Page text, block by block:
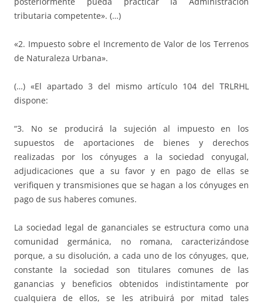
tributaria competente». (…)
«2. Impuesto sobre el Incremento de Valor de los Terrenos
de Naturaleza Urbana».
(…) «El apartado 3 del mismo artículo 104 del TRLRHL
dispone:
“3. No se producirá la sujeción al impuesto en los
supuestos de aportaciones de bienes y derechos
realizadas por los cónyuges a la sociedad conyugal,
adjudicaciones que a su favor y en pago de ellas se
verifiquen y transmisiones que se hagan a los cónyuges en
pago de sus haberes comunes.
La sociedad legal de gananciales se estructura como una
comunidad germánica, no romana, caracterizándose
porque, a su disolución, a cada uno de los cónyuges, que,
constante la sociedad son titulares comunes de las
ganancias y beneficios obtenidos indistintamente por
cualquiera de ellos, se les atribuirá por mitad tales